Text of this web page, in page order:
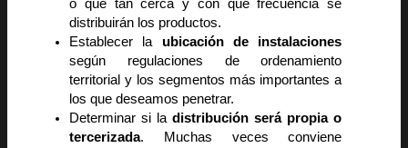
o que tan cerca y con qué frecuencia se
distribuirán los productos.
Establecer la ubicación de instalaciones
según regulaciones de ordenamiento
territorial y los segmentos más importantes a
los que deseamos penetrar.
Determinar si ladistribución será propia o
tercerizada. Muchas veces conviene